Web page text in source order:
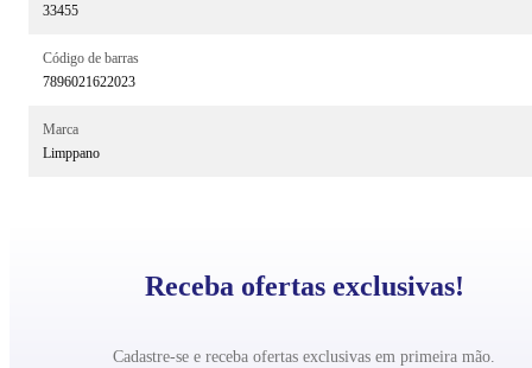
33455
Código de barras
7896021622023
Marca
Limppano
Receba ofertas exclusivas!
Cadastre-se e receba ofertas exclusivas em primeira mão.